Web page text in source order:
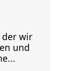
der wir
und